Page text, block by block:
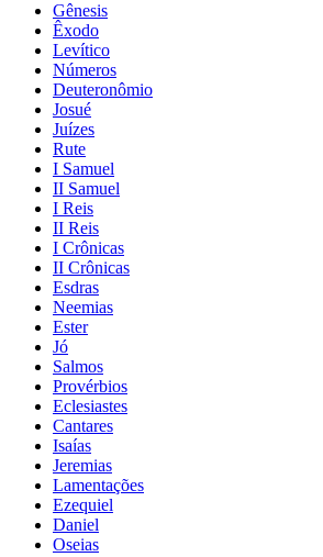
Gênesis
Êxodo
Levítico
Números
Deuteronômio
Josué
Juízes
Rute
I Samuel
II Samuel
I Reis
II Reis
I Crônicas
II Crônicas
Esdras
Neemias
Ester
Jó
Salmos
Provérbios
Eclesiastes
Cantares
Isaías
Jeremias
Lamentações
Ezequiel
Daniel
Oseias